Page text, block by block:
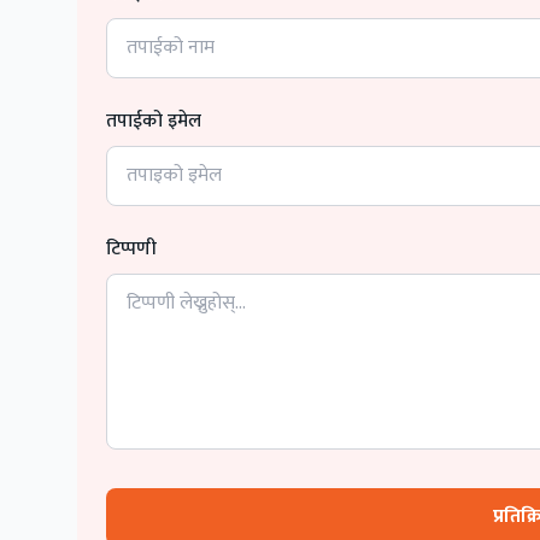
तपाईको इमेल
टिप्पणी